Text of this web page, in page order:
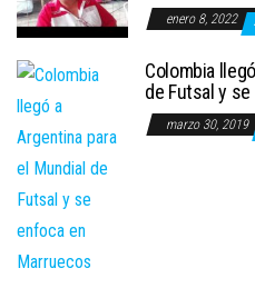
enero 8, 2022
Colombia
de Futsal y
marzo 30, 2019